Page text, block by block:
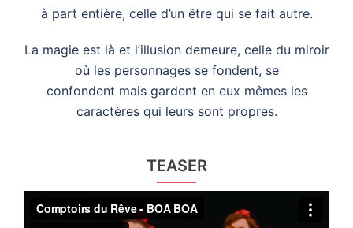
à part entière, celle d’un être qui se fait autre.
La magie est là et l’illusion demeure, celle du miroir
où les personnages se fondent, se
confondent mais gardent en eux mêmes les
caractères qui leurs sont propres.
TEASER